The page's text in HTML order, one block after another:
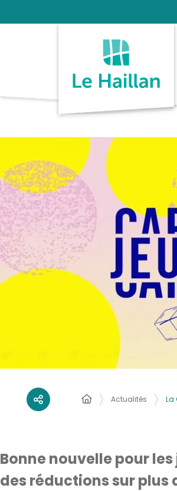
Actualités La
Bonne nouvelle pour
des réductions sur